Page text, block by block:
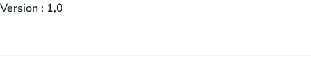
Version : 1,0